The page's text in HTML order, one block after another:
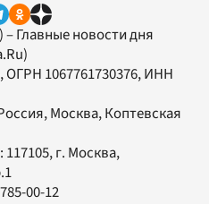
– Главные новости дня
, ОГРН 1067761730376, ИНН
Москва, Коптевская
117105, г. Москва,
00-12